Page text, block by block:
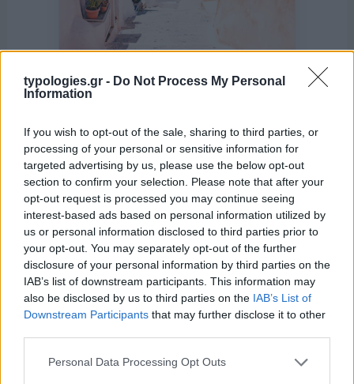
typologies.gr - Do Not Process My Personal
Information
If you wish to opt-out of the sale, sharing to third parties, or
processing of your personal or sensitive information for
targeted advertising by us, please use the below opt-out
section to confirm your selection. Please note that after your
opt-out request is processed you may continue seeing
interest-based ads based on personal information utilized by
us or personal information disclosed to third parties prior to
your opt-out. You may separately opt-out of the further
disclosure of your personal information by third parties on the
IAB’s list of downstream participants. This information may
also be disclosed by us to third parties on the IAB’s List of
Downstream Participants that may further disclose it to other
Please note that this website/app uses one or more Google
Personal Data Processing Opt Outs
της Ζωής μας
Οι άνθρωποι, οι αυθεντικές ιστορίες,
το ελληνικό καλοκαίρι και ένας
πολιτισμός που μας ενώνει κάθε μέρα.
ΟΣΑ ΧΡΕΙΑΖΕΣΑΙ
ΓΙΑ ΤΟ ΚΑΛΟΚΑΙΡΙ ΣΟΥ →
ΤΟ ΠΑΡΟΝ ΤΗΣ ΚΥΡΙΑΚΗΣ